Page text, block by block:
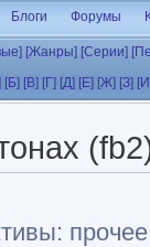
Блоги Форумы
[Жанры] [Серии]
[Б] [В] [Г] [Д] [Е] [Ж] [З]
прочее